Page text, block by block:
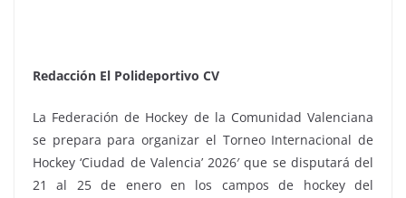
Redacción El Polideportivo CV
La Federación de Hockey de la Comunidad Valenciana
se prepara para organizar el Torneo Internacional de
Hockey ‘Ciudad de Valencia’ 2026′ que se disputará del
21 al 25 de enero en los campos de hockey del